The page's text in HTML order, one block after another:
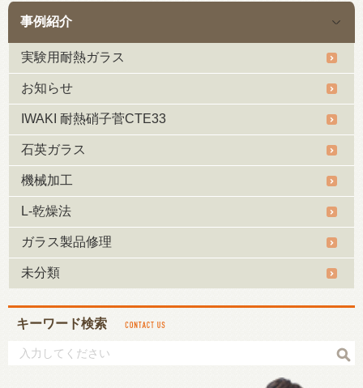
事例紹介
実験用耐熱ガラス
お知らせ
IWAKI 耐熱硝子菅CTE33
石英ガラス
機械加工
L-乾燥法
ガラス製品修理
未分類
キーワード検索